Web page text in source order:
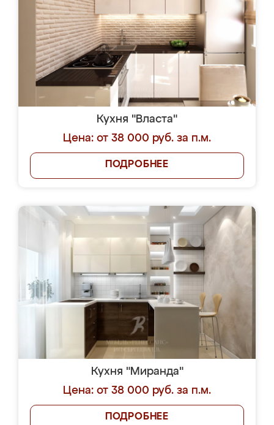
Кухня "Власта"
Цена: от 38 000 руб. за п.м.
ПОДРОБНЕЕ
Кухня "Миранда"
Цена: от 38 000 руб. за п.м.
ПОДРОБНЕЕ